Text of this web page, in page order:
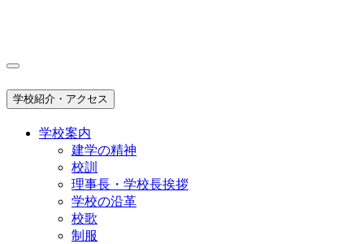
学校紹介・アクセス
学校案内
建学の精神
校訓
理事長・学校長挨拶
学校の沿革
校歌
制服